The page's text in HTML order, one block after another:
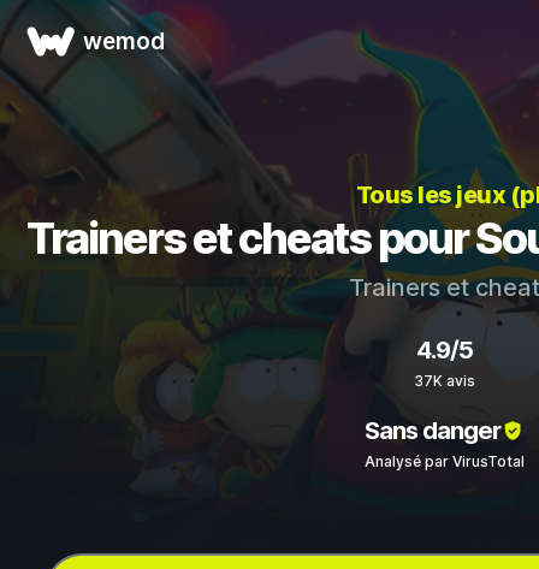
wemod
Tous les jeux
Trainers et cheats pour
Trainers et
4.9/5
37K avis
Sans danger
Analysé par VirusTotal